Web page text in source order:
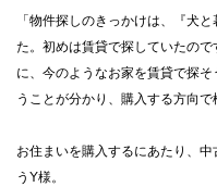
「物件探しのきっかけは、『犬
た。初めは賃貸で探していたの
に、今のようなお家を賃貸で探
うことが分かり、購入する方向で
お住まいを購入するにあたり、
うY様。